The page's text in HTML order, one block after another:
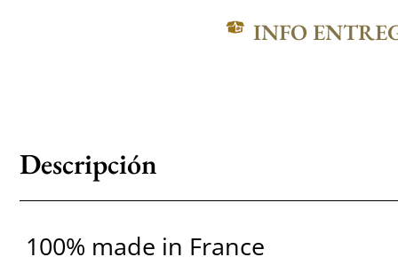
INFO
Descripción
100% made in France